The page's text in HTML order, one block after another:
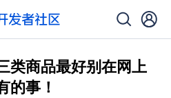
类商品最好别在网上
的事！